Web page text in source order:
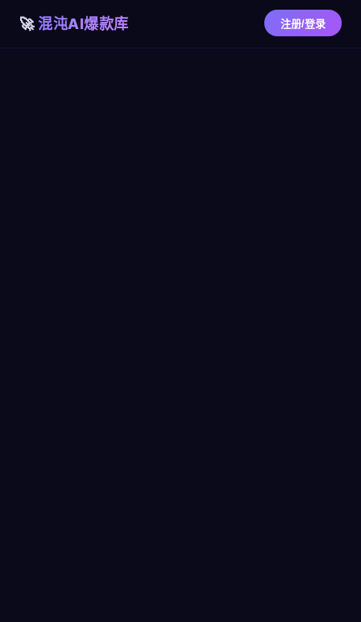
混沌AI爆款库 注册/登录